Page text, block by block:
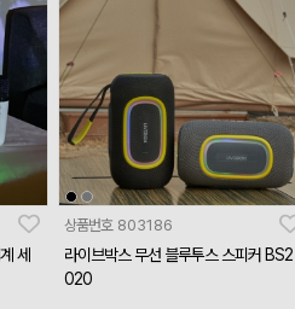
세
상품번호 803186
라이브박스 무선 블루투스 스피커 BS2
020